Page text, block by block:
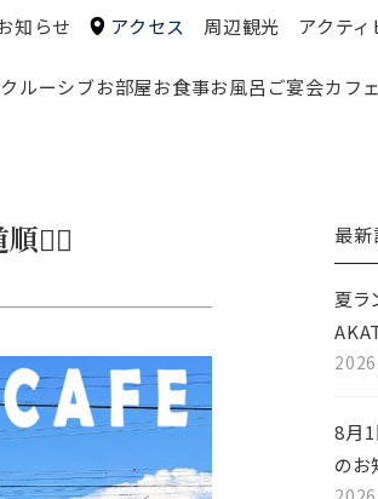
知らせ アクセス 周辺観光 アクティ
ルーシブお部屋お食事お風呂 ご宴会カフェ
🙋‍♀️ 最新
夏ラ
8月
のお